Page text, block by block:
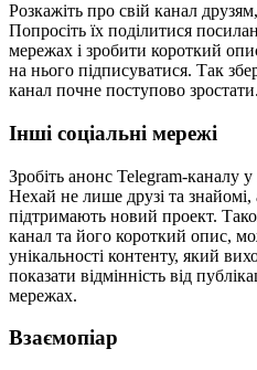
Розкажіть про свій канал
Попросіть їх поділитися
мережах і зробити короткий
на нього підписуватися. Так
канал почне поступово зростати.
Інші соціальні мережі
Зробіть анонс Telegram-каналу
Нехай не лише друзі та
підтримають новий проект.
канал та його короткий опис,
унікальності контенту, який
показати відмінність від
мережах.
Взаємопіар